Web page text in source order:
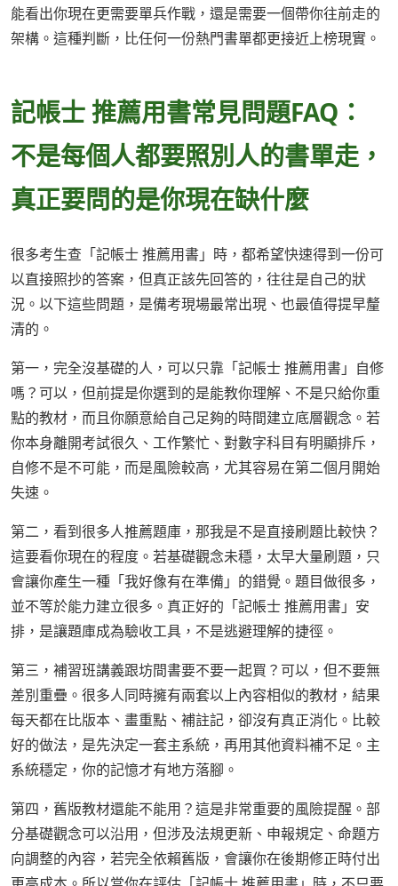
能看出你現在更需要單兵作戰，還是需要一個帶你往前走的
架構。這種判斷，比任何一份熱門書單都更接近上榜現實。
記帳士 推薦用書常見問題FAQ：
不是每個人都要照別人的書單走，
真正要問的是你現在缺什麼
很多考生查「記帳士 推薦用書」時，都希望快速得到一份可
以直接照抄的答案，但真正該先回答的，往往是自己的狀
況。以下這些問題，是備考現場最常出現、也最值得提早釐
清的。
第一，完全沒基礎的人，可以只靠「記帳士 推薦用書」自修
嗎？可以，但前提是你選到的是能教你理解、不是只給你重
點的教材，而且你願意給自己足夠的時間建立底層觀念。若
你本身離開考試很久、工作繁忙、對數字科目有明顯排斥，
自修不是不可能，而是風險較高，尤其容易在第二個月開始
失速。
第二，看到很多人推薦題庫，那我是不是直接刷題比較快？
這要看你現在的程度。若基礎觀念未穩，太早大量刷題，只
會讓你產生一種「我好像有在準備」的錯覺。題目做很多，
並不等於能力建立很多。真正好的「記帳士 推薦用書」安
排，是讓題庫成為驗收工具，不是逃避理解的捷徑。
第三，補習班講義跟坊間書要不要一起買？可以，但不要無
差別重疊。很多人同時擁有兩套以上內容相似的教材，結果
每天都在比版本、畫重點、補註記，卻沒有真正消化。比較
好的做法，是先決定一套主系統，再用其他資料補不足。主
系統穩定，你的記憶才有地方落腳。
第四，舊版教材還能不能用？這是非常重要的風險提醒。部
分基礎觀念可以沿用，但涉及法規更新、申報規定、命題方
向調整的內容，若完全依賴舊版，會讓你在後期修正時付出